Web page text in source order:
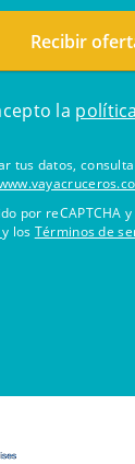
la
tus datos,
por reCAPTCHA
y los Términos de